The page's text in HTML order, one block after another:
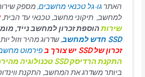
האתרגו-גל טכנאי מחשבים, מספק
למחשב, תיקוני מחשב, טכנאי עד הבית,
שירותהוספת זכרון למחשב נייד,
SSD חדש למחשב
, שדרוג מהיר וזול
זכרון של SSD יש צורך ב
פירמוט מחשב
התקנת הרדיסק SSD טכנולוגיה מהירה